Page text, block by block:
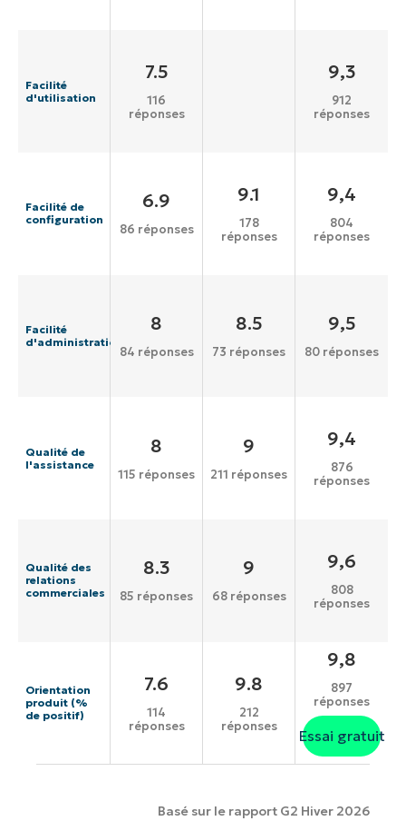
Facilité
d'utilisation
7.5
116
réponses
9,3
912
réponses
Facilité de
configuration
6.9
86 réponses
9.1
178
réponses
9,4
804
réponses
Facilité
d'administration
8
84 réponses
8.5
73 réponses
9,5
80 réponses
Qualité de
l'assistance
8
115 réponses
9
211 réponses
9,4
876
réponses
Qualité des
relations
commerciales
8.3
85 réponses
9
68 réponses
9,6
808
réponses
Orientation
produit (%
de positif)
7.6
114
réponses
9.8
212
réponses
9,8
897
réponses
Essai gratuit
Basé sur le rapport G2 Hiver 2026